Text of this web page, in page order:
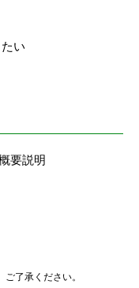
い
要説明
了承ください。